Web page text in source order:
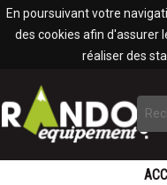
En poursuivant votre
des cookies afin d'assurer
réaliser des
Panneau de gestion des